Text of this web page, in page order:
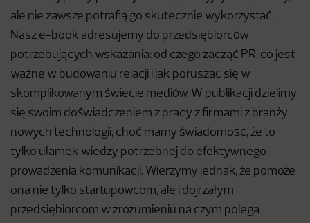
ale nie zawsze potrafią go skutecznie wykorzystać.
Nasz e-book adresujemy do przedsiębiorców
potrzebujących wskazania: od czego zacząć PR, co jest
ważne w budowaniu relacji i jak poruszać się w
skomplikowanym świecie mediów. W publikacji dzielimy
się swoim doświadczeniem z pracy z firmami z branży
nowych technologii, choć mamy świadomość, że to
tylko ułamek wiedzy potrzebnej do efektywnego
prowadzenia komunikacji. Wierzymy jednak, że pomoże
ona nie tylko startupowcom, ale i dojrzałym
przedsiębiorcom w zrozumieniu na czym polega